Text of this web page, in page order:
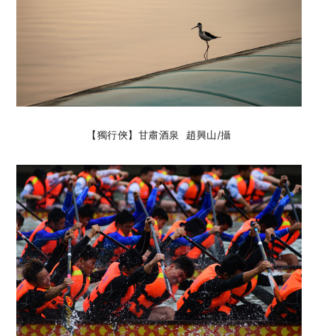
【獨行俠】甘肅酒泉 趙興山/攝